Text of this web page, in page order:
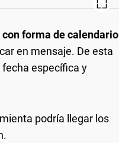
con forma de calendario
en mensaje. De esta
fecha específica y
podría llegar los